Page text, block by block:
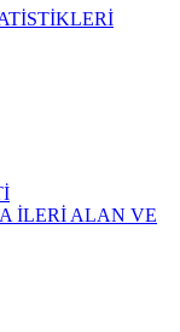
İLERİ ALAN VE